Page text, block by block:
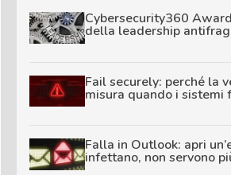
Cybersecurity360
della leadership
Fail securely: perché la
misura quando i sistemi
Falla in Outlook: apri
infettano, non servono